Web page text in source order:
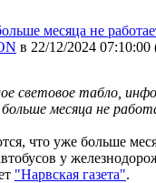
месяца не
в 22/12/2024 07:10:00
световое табло,
месяца не
что уже больше
у
"Нарвская газета".